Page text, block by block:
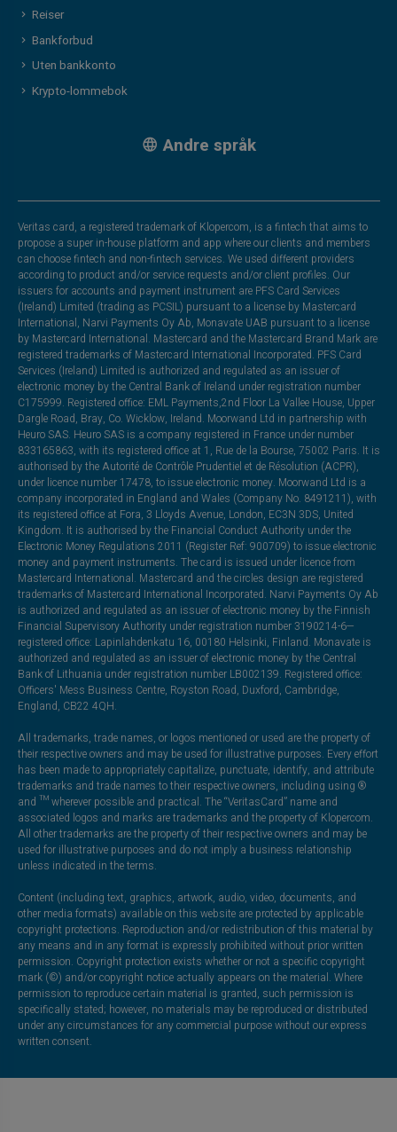
Reiser
Bankforbud
Uten bankkonto
Krypto-lommebok
Andre språk
Veritas card, a registered trademark of Klopercom, is a fintech that aims to
propose a super in-house platform and app where our clients and members
can choose fintech and non-fintech services. We used different providers
according to product and/or service requests and/or client profiles. Our
issuers for accounts and payment instrument are PFS Card Services
(Ireland) Limited (trading as PCSIL) pursuant to a license by Mastercard
International, Narvi Payments Oy Ab, Monavate UAB pursuant to a license
by Mastercard International. Mastercard and the Mastercard Brand Mark are
registered trademarks of Mastercard International Incorporated. PFS Card
Services (Ireland) Limited is authorized and regulated as an issuer of
electronic money by the Central Bank of Ireland under registration number
C175999. Registered office: EML Payments,2nd Floor La Vallee House, Upper
Dargle Road, Bray, Co. Wicklow, Ireland. Moorwand Ltd in partnership with
Heuro SAS. Heuro SAS is a company registered in France under number
833165863, with its registered office at 1, Rue de la Bourse, 75002 Paris. It is
authorised by the Autorité de Contrôle Prudentiel et de Résolution (ACPR),
under licence number 17478, to issue electronic money. Moorwand Ltd is a
company incorporated in England and Wales (Company No. 8491211), with
its registered office at Fora, 3 Lloyds Avenue, London, EC3N 3DS, United
Kingdom. It is authorised by the Financial Conduct Authority under the
Electronic Money Regulations 2011 (Register Ref: 900709) to issue electronic
money and payment instruments. The card is issued under licence from
Mastercard International. Mastercard and the circles design are registered
trademarks of Mastercard International Incorporated. Narvi Payments Oy Ab
is authorized and regulated as an issuer of electronic money by the Finnish
Financial Supervisory Authority under registration number 3190214-6—
registered office: Lapinlahdenkatu 16, 00180 Helsinki, Finland. Monavate is
authorized and regulated as an issuer of electronic money by the Central
Bank of Lithuania under registration number LB002139. Registered office:
Officers' Mess Business Centre, Royston Road, Duxford, Cambridge,
England, CB22 4QH.
All trademarks, trade names, or logos mentioned or used are the property of
their respective owners and may be used for illustrative purposes. Every effort
has been made to appropriately capitalize, punctuate, identify, and attribute
trademarks and trade names to their respective owners, including using ®
and ™ wherever possible and practical. The “VeritasCard” name and
associated logos and marks are trademarks and the property of Klopercom.
All other trademarks are the property of their respective owners and may be
used for illustrative purposes and do not imply a business relationship
unless indicated in the terms.
Content (including text, graphics, artwork, audio, video, documents, and
other media formats) available on this website are protected by applicable
copyright protections. Reproduction and/or redistribution of this material by
any means and in any format is expressly prohibited without prior written
permission. Copyright protection exists whether or not a specific copyright
mark (©) and/or copyright notice actually appears on the material. Where
permission to reproduce certain material is granted, such permission is
specifically stated; however, no materials may be reproduced or distributed
under any circumstances for any commercial purpose without our express
written consent.